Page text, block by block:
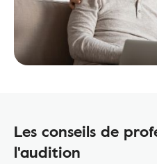
Les conseils de
l'audition